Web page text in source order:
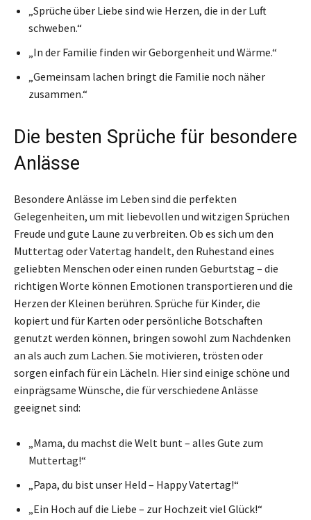
„Sprüche über Liebe sind wie Herzen, die in der Luft
schweben.“
„In der Familie finden wir Geborgenheit und Wärme.“
„Gemeinsam lachen bringt die Familie noch näher
zusammen.“
Die besten Sprüche für besondere
Anlässe
Besondere Anlässe im Leben sind die perfekten
Gelegenheiten, um mit liebevollen und witzigen Sprüchen
Freude und gute Laune zu verbreiten. Ob es sich um den
Muttertag oder Vatertag handelt, den Ruhestand eines
geliebten Menschen oder einen runden Geburtstag – die
richtigen Worte können Emotionen transportieren und die
Herzen der Kleinen berühren. Sprüche für Kinder, die
kopiert und für Karten oder persönliche Botschaften
genutzt werden können, bringen sowohl zum Nachdenken
an als auch zum Lachen. Sie motivieren, trösten oder
sorgen einfach für ein Lächeln. Hier sind einige schöne und
einprägsame Wünsche, die für verschiedene Anlässe
geeignet sind:
„Mama, du machst die Welt bunt – alles Gute zum
Muttertag!“
„Papa, du bist unser Held – Happy Vatertag!“
„Ein Hoch auf die Liebe – zur Hochzeit viel Glück!“